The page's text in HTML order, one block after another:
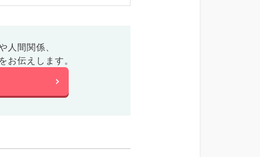
人間関係、
お伝えします。